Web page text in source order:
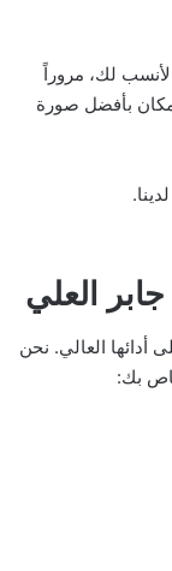
لك، مروراً
بأفضل صورة
لدينا.
العلي
أدائها العالي. نحن
بك: